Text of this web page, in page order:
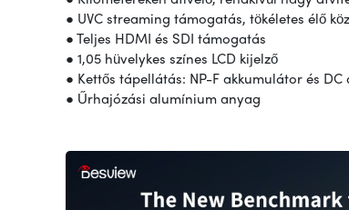
● UVC streaming támogatás, tökéletes élő
● Teljes HDMI és SDI támogatás
● 1,05 hüvelykes színes LCD kijelző
● Kettős tápellátás: NP-F akkumulátor és
● Űrhajózási alumínium anyag